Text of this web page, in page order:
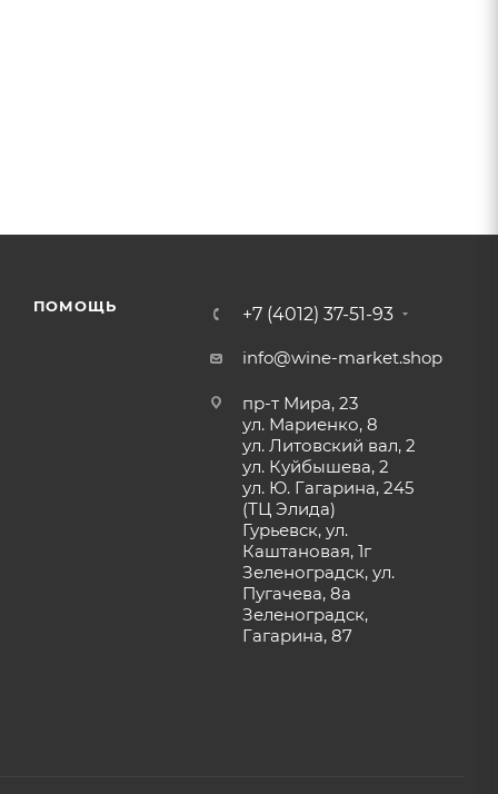
ПОМОЩЬ +7 (4012) 37-51-93
info@wine-market.shop
пр-т Мира, 23
ул. Мариенко, 8
ул. Литовский вал, 2
ул. Куйбышева, 2
ул. Ю. Гагарина, 245
(ТЦ Элида)
Гурьевск, ул.
Каштановая, 1г
Зеленоградск, ул.
Пугачева, 8а
Зеленоградск,
Гагарина, 87